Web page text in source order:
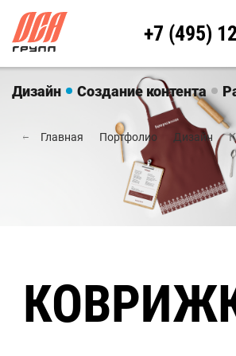
+7 (495)
Главная Портфолио Дизайн
Дизайн Создание контента